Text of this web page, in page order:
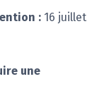
: 16 juillet
une